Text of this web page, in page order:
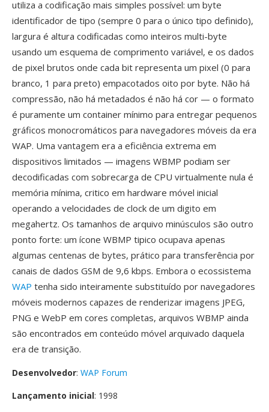
utiliza a codificação mais simples possível: um byte
identificador de tipo (sempre 0 para o único tipo definido),
largura é altura codificadas como inteiros multi-byte
usando um esquema de comprimento variável, e os dados
de pixel brutos onde cada bit representa um pixel (0 para
branco, 1 para preto) empacotados oito por byte. Não há
compressão, não há metadados é não há cor — o formato
é puramente um container mínimo para entregar pequenos
gráficos monocromáticos para navegadores móveis da era
WAP. Uma vantagem era a eficiência extrema em
dispositivos limitados — imagens WBMP podiam ser
decodificadas com sobrecarga de CPU virtualmente nula é
memória mínima, critico em hardware móvel inicial
operando a velocidades de clock de um digito em
megahertz. Os tamanhos de arquivo minúsculos são outro
ponto forte: um ícone WBMP tipico ocupava apenas
algumas centenas de bytes, prático para transferência por
canais de dados GSM de 9,6 kbps. Embora o ecossistema
WAP tenha sido inteiramente substituído por navegadores
móveis modernos capazes de renderizar imagens JPEG,
PNG e WebP em cores completas, arquivos WBMP ainda
são encontrados em conteúdo móvel arquivado daquela
era de transição.
Desenvolvedor: WAP Forum
Lançamento inicial: 1998